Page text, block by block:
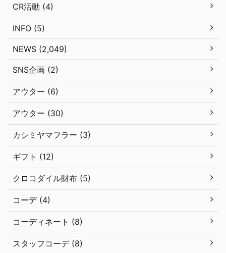
CR活動 (4)
INFO (5)
NEWS (2,049)
SNS企画 (2)
アウター (6)
アウター (30)
カシミヤマフラー (3)
ギフト (12)
クロコダイル財布 (5)
コーデ (4)
コーディネート (8)
スタッフコーデ (8)